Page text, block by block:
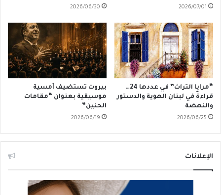
2026/07/01
2026/06/30
“مرايا التراث” في عددها 24…
قراءةٌ في لبنان الهوية والدستور
والنهضة
2026/06/25
بيروت تستضيف أمسية
موسيقية بعنوان “مقامات
الحنين”
2026/06/19
الإعلانات